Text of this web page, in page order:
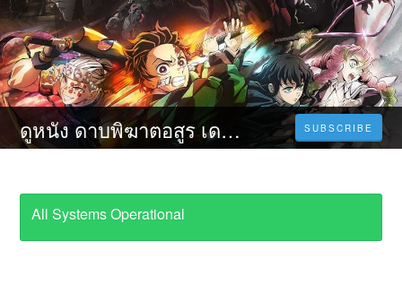
ดูหนัง ดาบพิฆาตอสูร เดอะมูฟวี่: สู่หมู่บ้านช่างตีดาบ เต็มเรื่อง 2023 Demon Slayer: Kimetsu no Yaiba -To the Swordsmith Village- เต็มเรื่อง [HD] พากย์ไทย SUBSCRIBE
All Systems Operational